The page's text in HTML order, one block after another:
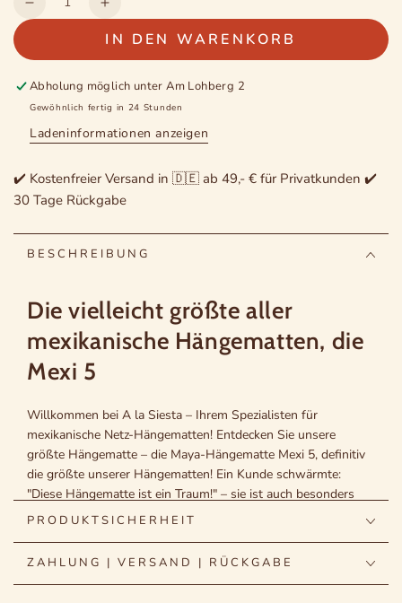
Verringere
Mexikanische
Hängematte
5
Erhöhe
die
Menge
Mexikanische
Hängematte
5
IN DEN WARENKORB
Abholung möglich unterAm Lohberg 2
Gewöhnlich fertig in 24 Stunden
Ladeninformationen anzeigen
✔️ Kostenfreier Versand in 🇩🇪 ab 49,- € für Privatkunden ✔️
30 Tage Rückgabe
BESCHREIBUNG
Die vielleicht größte aller
mexikanische Hängematten, die
Mexi 5
Willkommen bei A la Siesta – Ihrem Spezialisten für
mexikanische Netz-Hängematten! Entdecken Sie unsere
größte Hängematte – die Maya-Hängematte Mexi 5, definitiv
die größte unserer Hängematten! Ein Kunde schwärmte:
"Diese Hängematte ist ein Traum!" – sie ist auch besonders
beeindruckend, wenn man zuvor kleinere Hängematten
mexikanischen Hängematten und in Deutschland recht
exklusiv bei uns erhältlich. Perfekt für große Menschen, große
PRODUKTSICHERHEIT
ZAHLUNG | VERSAND | RÜCKGABE